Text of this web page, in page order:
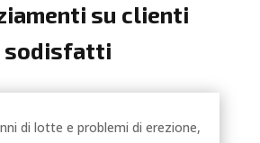
su clienti
sodisfatti
di lotte e problemi di erezione,